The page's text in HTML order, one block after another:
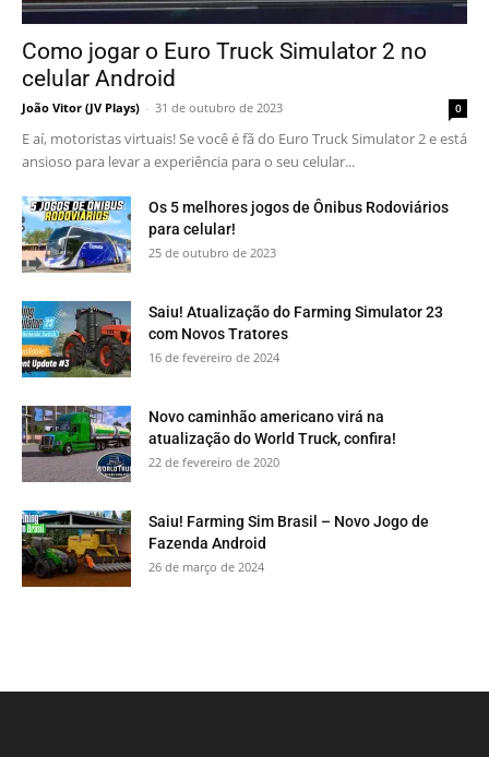
Como jogar o Euro Truck Simulator 2 no
celular Android
João Vitor (JV Plays) - 31 de outubro de 2023 0
E aí, motoristas virtuais! Se você é fã do Euro Truck Simulator 2 e está
ansioso para levar a experiência para o seu celular...
Os 5 melhores jogos de Ônibus Rodoviários
para celular!
25 de outubro de 2023
Saiu! Atualização do Farming Simulator 23
com Novos Tratores
16 de fevereiro de 2024
Novo caminhão americano virá na
atualização do World Truck, confira!
22 de fevereiro de 2020
Saiu! Farming Sim Brasil – Novo Jogo de
Fazenda Android
26 de março de 2024